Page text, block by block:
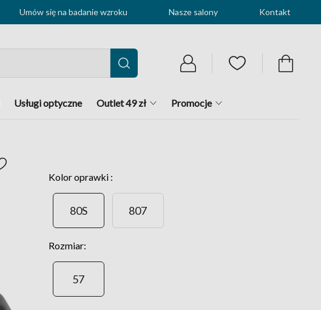
Umów się na badanie wzroku Nasze salony Kontakt
Usługi optyczne Outlet 49 zł Promocje
Kolor oprawki :
80S 807
Rozmiar:
57